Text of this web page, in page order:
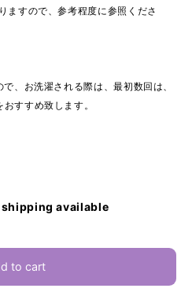
ますので、参考程度に参照くださ
、お洗濯される際は、最初数回は、
すすめ致します。
available
to cart